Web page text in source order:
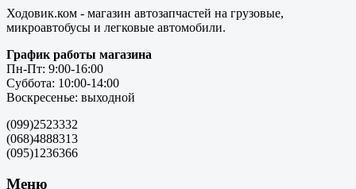
Ходовик.ком - магазин автозапчастей на грузовые,
микроавтобусы и легковые автомобили.
График работы магазина
Пн-Пт: 9:00-16:00
Суббота: 10:00-14:00
Воскресенье: выходной
(099)2523332
(068)4888313
(095)1236366
Меню